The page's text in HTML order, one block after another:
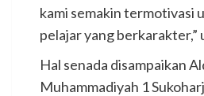
kami semakin termotivasi
pelajar yang berkarakter,”
Hal senada disampaikan
Muhammadiyah 1